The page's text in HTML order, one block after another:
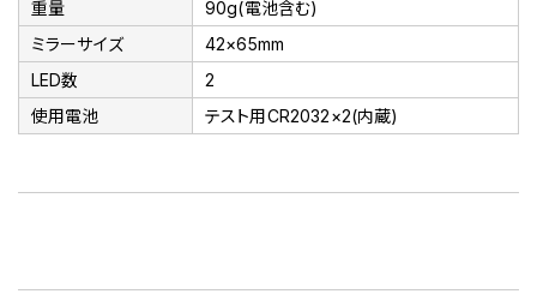
重量
90g(電池含む)
ミラーサイズ
42×65mm
LED数
2
使用電池
テスト用CR2032×2(内蔵)